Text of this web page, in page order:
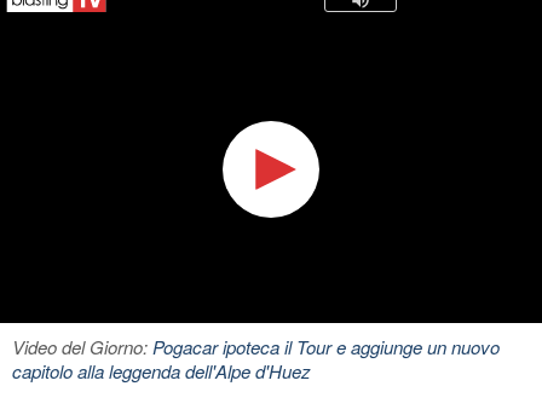
Video del Giorno:Pogacar ipoteca il Tour e aggiunge un nuovo
capitolo alla leggenda dell'Alpe d'Huez